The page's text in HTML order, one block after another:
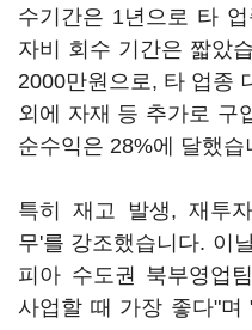
수기간은 1년으로 타
자비 회수 기간은 짧았
2000만원으로, 타 업종
외에 자재 등 추가로 구
순수익은 28%에 달했습
특히 재고 발생, 재투
무'를 강조했습니다. 이
피아 수도권 북부영업
사업할 때 가장 좋다"며